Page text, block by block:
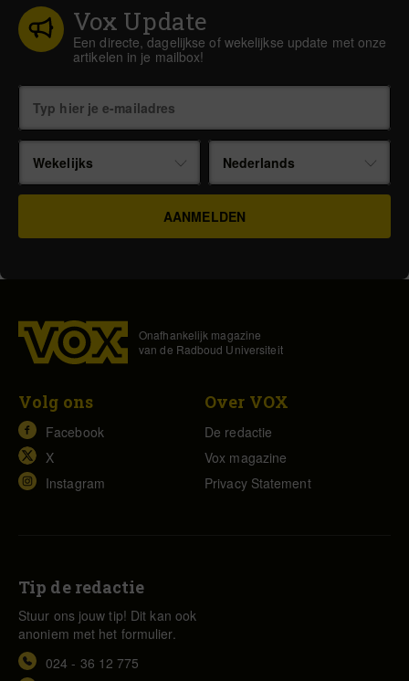
Vox Update
Een directe, dagelijkse of wekelijkse update met onze
artikelen in je mailbox!
Wekelijks Nederlands
Onafhankelijk magazine
van de Radboud Universiteit
Volg ons
Facebook
X
Instagram
Over VOX
De redactie
Vox magazine
Privacy Statement
Tip de redactie
Stuur ons jouw tip! Dit kan ook
anoniem met het formulier.
024 - 36 12 775